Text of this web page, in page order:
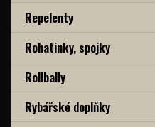
Repelenty
Rohatinky, spojky
Rollbally
Rybářské doplňky